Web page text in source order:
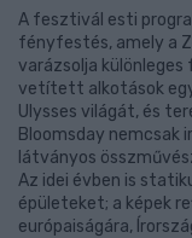
A fesztivál esti
fényfestés, amely a
varázsolja
vetített alkotások
Ulysses világát, és
Bloomsday nemcsak
látványos
Az idei évben is
épületeket; a képek
európaiságára,